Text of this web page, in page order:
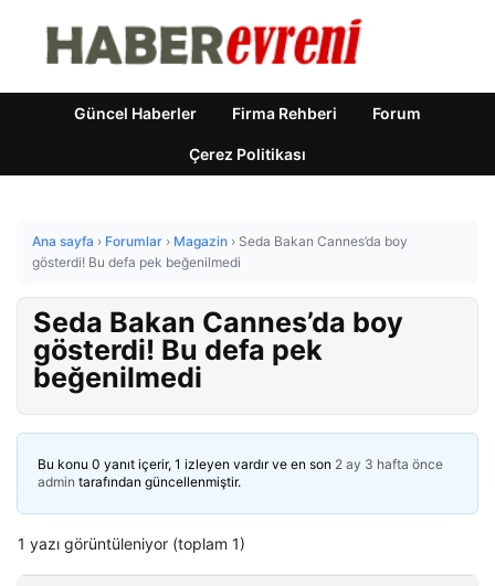
Güncel Haberler Firma Rehberi Forum
Çerez Politikası
Ana sayfa › Forumlar › Magazin › Seda Bakan Cannes’da boy
gösterdi! Bu defa pek beğenilmedi
Seda Bakan Cannes’da boy
gösterdi! Bu defa pek
beğenilmedi
Bu konu 0 yanıt içerir, 1 izleyen vardır ve en son 2 ay 3 hafta önce
admin tarafından güncellenmiştir.
1 yazı görüntüleniyor (toplam 1)